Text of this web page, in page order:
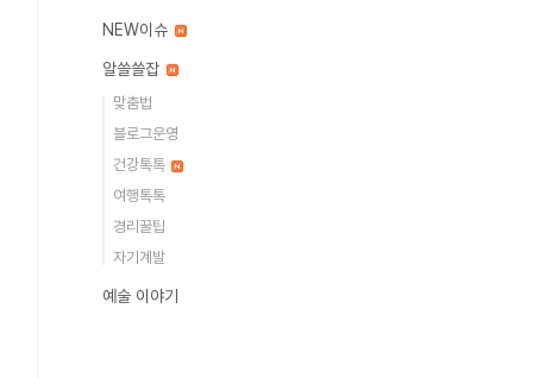
NEW이슈
알쓸쓸잡
맞춤법
블로그운영
건강톡톡
여행톡톡
경리꿀팁
자기계발
예술 이야기